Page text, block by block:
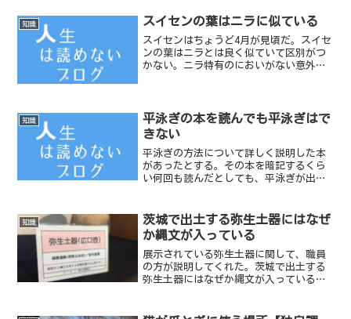
知識 スイセンの葉はニラに似ている
スイセンはちょうど4月が見頃だ。スイセ
ンの葉はニラとは良く似ていて区別がつ
かない。ニラ特有のにおいがない意外
知識
平泳ぎの本を読んでも平泳ぎはで
きない
平泳ぎの方法について詳しく説明した本
があったとする。その本を暗記するくら
い何回も読んだとしても、平泳ぎが出来
知識
茨城で出土する弥生土器にはなぜ
か縄文が入っている
展示されている弥生土器に関して、職員
の方が説明してくれた。茨城で出土する
弥生土器にはなぜか縄文が入っているん